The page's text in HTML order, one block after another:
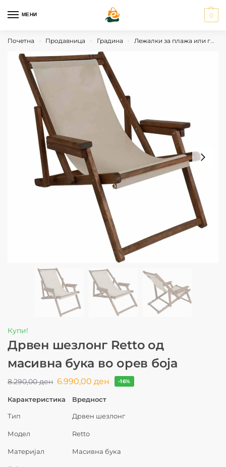
МЕНИ 0
Почетна › Продавница › Градина › Лежалки за плажа или градина
Купи!
Дрвен шезлонг Retto од
масивна бука во орев боја
8.290,00ден 6.990,00 ден -16%
Карактеристика Вредност
Тип Дрвен шезлонг
Модел Retto
Материјал Масивна бука